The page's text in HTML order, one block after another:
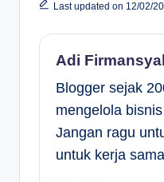
Last updated on 12/02/
Adi
Blogger sejak
mengelola
Jangan ragu
untuk kerja